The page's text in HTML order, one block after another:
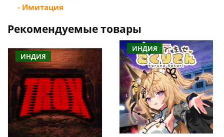
- Имитация
Рекомендуемые товары
ИНДИЯ
ИНДИЯ